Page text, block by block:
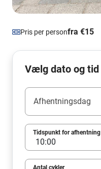
Pris per personfra €15
Vælg dato og tid
Afhentningsdag
Tidspunkt for afhentning
Antal cykler